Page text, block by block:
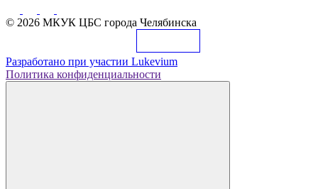
© 2026 МКУК ЦБС города Челябинска
Разработано при участии Lukevium
Политика конфиденциальности